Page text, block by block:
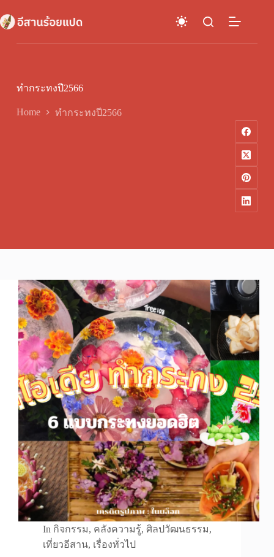
to
content
ทำกระทงปี2566
Home ทำกระทงปี2566
In กิจกรรม, คลังความรู้,ศิลปวัฒนธรรม,
เที่ยวอีสาน, เรื่องทั่วไป